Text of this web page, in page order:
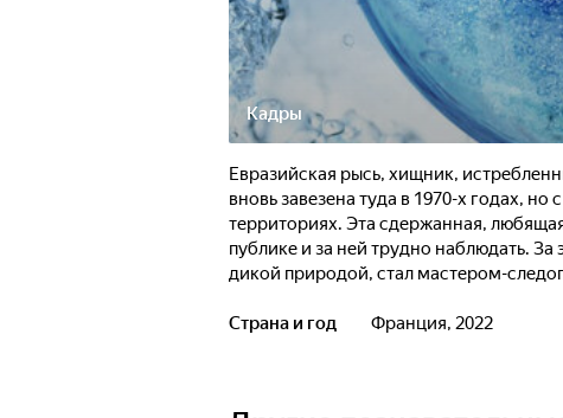
Кадры
Евразийская рысь, хищник,
вновь завезена туда в 1970-х годах,
территориях. Эта сдержанная,
публике и за ней трудно наблюдать.
дикой природой, стал мастером-
их территории означают, что он может
Страна и год Франция, 2022